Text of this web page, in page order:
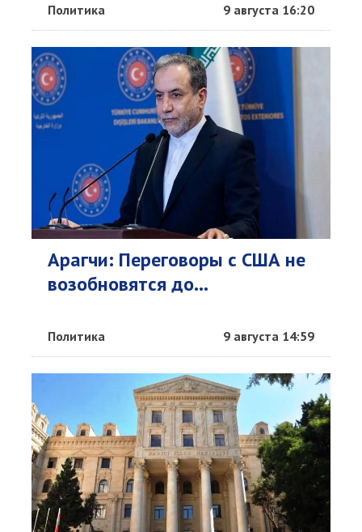
Политика 9 августа 16:20
Арагчи: Переговоры с США не
возобновятся до...
Политика 9 августа 14:59